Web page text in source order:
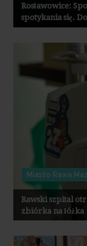
Rosławowice:
spotykania się.
Miasto Rawa
Rawski szpital
zbiórka na łóżka